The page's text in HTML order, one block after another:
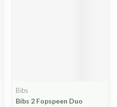
Bibs
Bibs 2 Fopspeen Duo